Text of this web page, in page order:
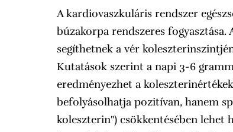
A kardiovaszkuláris rendszer
búzakorpa rendszeres
segíthetnek a vér
Kutatások szerint a napi 3-6
eredményezhet a
befolyásolhatja pozitívan, hanem
koleszterin") csökkentésében lehet